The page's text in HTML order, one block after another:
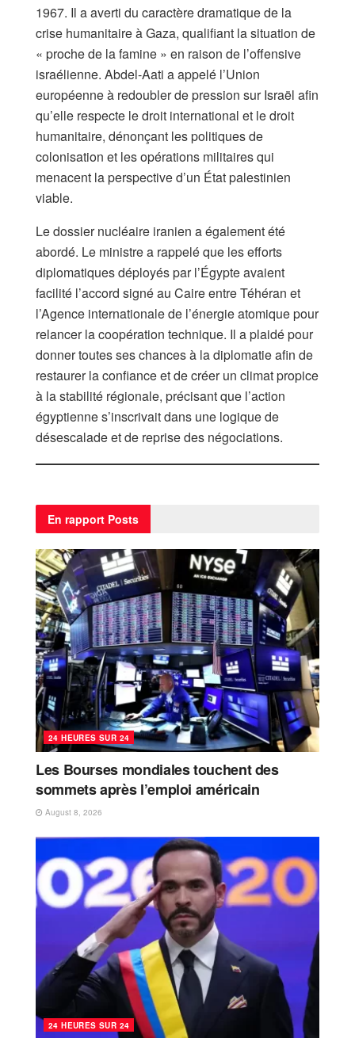
1967. Il a averti du caractère dramatique de la
crise humanitaire à Gaza, qualifiant la situation de
« proche de la famine » en raison de l’offensive
israélienne. Abdel-Aati a appelé l’Union
européenne à redoubler de pression sur Israël afin
qu’elle respecte le droit international et le droit
humanitaire, dénonçant les politiques de
colonisation et les opérations militaires qui
menacent la perspective d’un État palestinien
viable.
Le dossier nucléaire iranien a également été
abordé. Le ministre a rappelé que les efforts
diplomatiques déployés par l’Égypte avaient
facilité l’accord signé au Caire entre Téhéran et
l’Agence internationale de l’énergie atomique pour
relancer la coopération technique. Il a plaidé pour
donner toutes ses chances à la diplomatie afin de
restaurer la confiance et de créer un climat propice
à la stabilité régionale, précisant que l’action
égyptienne s’inscrivait dans une logique de
désescalade et de reprise des négociations.
En rapport Posts
24 HEURES SUR 24
Les Bourses mondiales touchent des
sommets après l’emploi américain
August 8, 2026
24 HEURES SUR 24